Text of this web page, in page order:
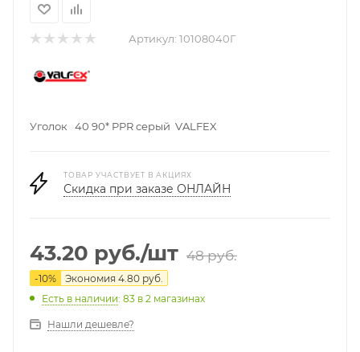
Артикул: 10108040Г
Уголок 40 90* PPR серый VALFEX
ТОВАР УЧАСТВУЕТ В АКЦИЯХ
Скидка при заказе ОНЛАЙН
43.20 руб./шт 48руб.
-10% Экономия 4.80 руб.
Есть в наличии: 83 в 2 магазинах
Нашли дешевле?